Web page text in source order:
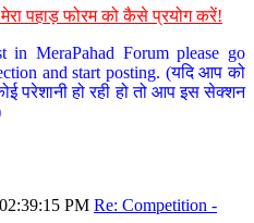
पहाड़ फोरम को कैसे प्रयोग करें!
MeraPahad Forum please go
and start posting. (यदि आप को
परेशानी हो रही हो तो आप इस सेक्शन
PM Re: Competition -